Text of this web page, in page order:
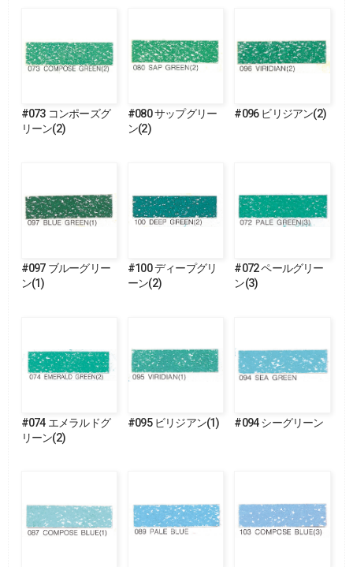
#073 コンポーズグ
リーン(2)
#080 サップグリー
ン(2)
#096 ビリジアン(2)
#097 ブルーグリー
ン(1)
#100 ディープグリ
ーン(2)
#072 ペールグリー
ン(3)
#074 エメラルドグ
リーン(2)
#095 ビリジアン(1) #094 シーグリーン